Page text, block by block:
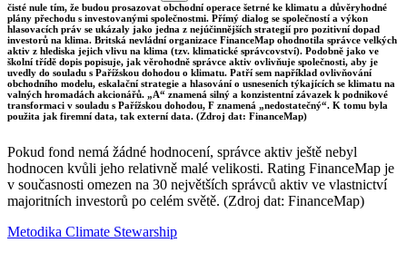
čisté nule tím, že budou prosazovat obchodní operace šetrné ke klimatu a důvěryhodné
plány přechodu s investovanými společnostmi. Přímý dialog se společností a výkon
hlasovacích práv se ukázaly jako jedna z nejúčinnějších strategií pro pozitivní dopad
investorů na klima. Britská nevládní organizace FinanceMap ohodnotila správce velkých
aktiv z hlediska jejich vlivu na klima (tzv. klimatické správcovství). Podobně jako ve
školní třídě dopis popisuje, jak věrohodně správce aktiv ovlivňuje společnosti, aby je
uvedly do souladu s Pařížskou dohodou o klimatu. Patří sem například ovlivňování
obchodního modelu, eskalační strategie a hlasování o usneseních týkajících se klimatu na
valných hromadách akcionářů. „A“ znamená silný a konzistentní závazek k podnikové
transformaci v souladu s Pařížskou dohodou, F znamená „nedostatečný“. K tomu byla
použita jak firemní data, tak externí data. (Zdroj dat: FinanceMap)
Pokud fond nemá žádné hodnocení, správce aktiv ještě nebyl
hodnocen kvůli jeho relativně malé velikosti. Rating FinanceMap je
v současnosti omezen na 30 největších správců aktiv ve vlastnictví
majoritních investorů po celém světě. (Zdroj dat: FinanceMap)
Metodika Climate Stewarship